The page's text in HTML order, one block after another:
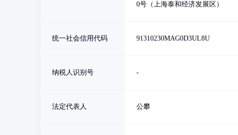
0号（上海泰和经济发展区）
统一社会信用代码 91310230MAG0D3UL8U
纳税人识别号 -
法定代表人 公攀